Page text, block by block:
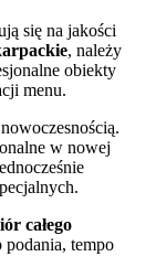
się na jakości
, należy
obiekty
menu.
w nowej
całego
podania, tempo